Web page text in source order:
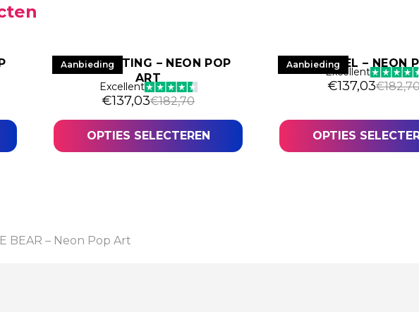
Aanbieding
HYPE SITTING – NEON POP
ART
Excellent
€137,03€182,70
OPTIES SELECTEREN
Aanbieding
HYPE ANGEL – NEON
Excellent
€137,03€
OPTIES
BEAR – Neon Pop Art